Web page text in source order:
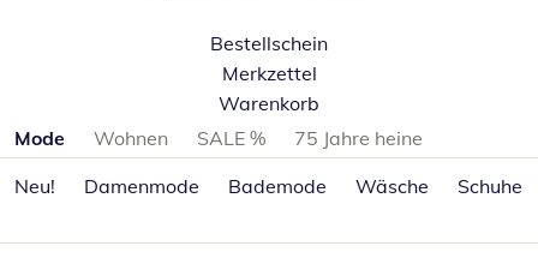
Bestellschein
Merkzettel
Warenkorb
Produktkategorien überspringen
Mode Wohnen SALE %
75 Jahre heine
Neu!
Damenmode Bademode Wäsche Schuhe